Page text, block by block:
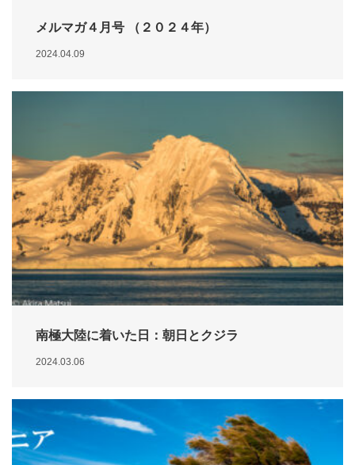
メルマガ４月号 （２０２４年）
2024.04.09
南極大陸に着いた日：朝日とクジラ
2024.03.06